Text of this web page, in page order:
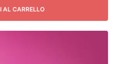
AL CARRELLO